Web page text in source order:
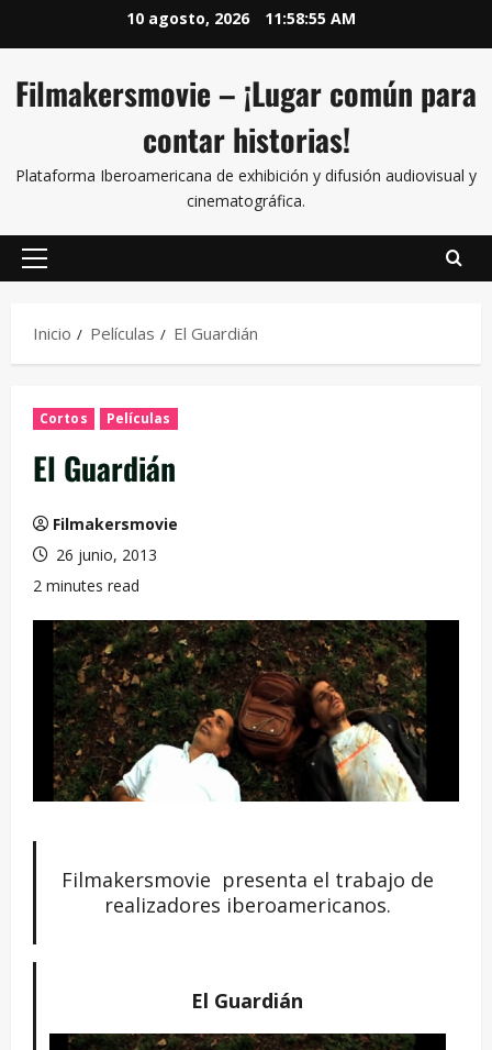
10 agosto, 2026 11:58:56 AM
Filmakersmovie – ¡Lugar común para
contar historias!
Plataforma Iberoamericana de exhibición y difusión audiovisual y
cinematográfica.
Inicio Películas El Guardián
Cortos Películas
El Guardián
Filmakersmovie
26 junio, 2013
2 minutes read
Filmakersmovie presenta el trabajo de
realizadores iberoamericanos.
El Guardián